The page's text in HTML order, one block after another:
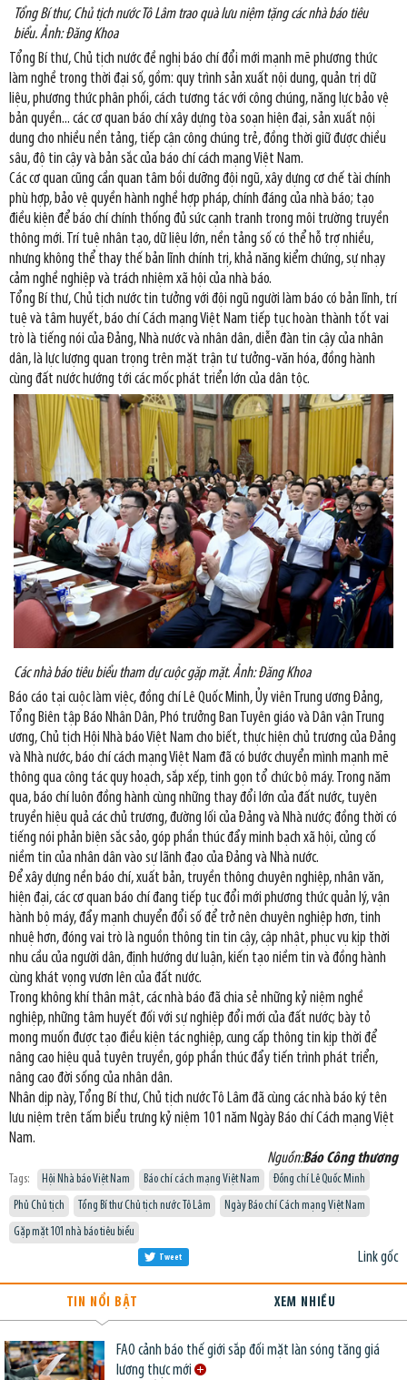
Tổng Bí thư, Chủ tịch nước Tô Lâm trao quà lưu niệm tặng các nhà báo tiêu
biểu. Ảnh: Đăng Khoa
Tổng Bí thư, Chủ tịch nước đề nghị báo chí đổi mới mạnh mẽ phương thức
làm nghề trong thời đại số, gồm: quy trình sản xuất nội dung, quản trị dữ
liệu, phương thức phân phối, cách tương tác với công chúng, năng lực bảo vệ
bản quyền... các cơ quan báo chí xây dựng tòa soạn hiện đại, sản xuất nội
dung cho nhiều nền tảng, tiếp cận công chúng trẻ, đồng thời giữ được chiều
sâu, độ tin cậy và bản sắc của báo chí cách mạng Việt Nam.
Các cơ quan cũng cần quan tâm bồi dưỡng đội ngũ, xây dựng cơ chế tài chính
phù hợp, bảo vệ quyền hành nghề hợp pháp, chính đáng của nhà báo; tạo
điều kiện để báo chí chính thống đủ sức cạnh tranh trong môi trường truyền
thông mới. Trí tuệ nhân tạo, dữ liệu lớn, nền tảng số có thể hỗ trợ nhiều,
nhưng không thể thay thế bản lĩnh chính trị, khả năng kiểm chứng, sự nhạy
cảm nghề nghiệp và trách nhiệm xã hội của nhà báo.
Tổng Bí thư, Chủ tịch nước tin tưởng với đội ngũ người làm báo có bản lĩnh, trí
tuệ và tâm huyết, báo chí Cách mạng Việt Nam tiếp tục hoàn thành tốt vai
trò là tiếng nói của Đảng, Nhà nước và nhân dân, diễn đàn tin cậy của nhân
dân, là lực lượng quan trọng trên mặt trận tư tưởng-văn hóa, đồng hành
cùng đất nước hướng tới các mốc phát triển lớn của dân tộc.
Các nhà báo tiêu biểu tham dự cuộc gặp mặt. Ảnh: Đăng Khoa
Báo cáo tại cuộc làm việc, đồng chí Lê Quốc Minh, Ủy viên Trung ương Đảng,
Tổng Biên tập Báo Nhân Dân, Phó trưởng Ban Tuyên giáo và Dân vận Trung
ương, Chủ tịch Hội Nhà báo Việt Nam cho biết, thực hiện chủ trương của Đảng
và Nhà nước, báo chí cách mạng Việt Nam đã có bước chuyển mình mạnh mẽ
thông qua công tác quy hoạch, sắp xếp, tinh gọn tổ chức bộ máy. Trong năm
qua, báo chí luôn đồng hành cùng những thay đổi lớn của đất nước, tuyên
truyền hiệu quả các chủ trương, đường lối của Đảng và Nhà nước; đồng thời có
tiếng nói phản biện sắc sảo, góp phần thúc đẩy minh bạch xã hội, củng cố
niềm tin của nhân dân vào sự lãnh đạo của Đảng và Nhà nước.
Để xây dựng nền báo chí, xuất bản, truyền thông chuyên nghiệp, nhân văn,
hiện đại, các cơ quan báo chí đang tiếp tục đổi mới phương thức quản lý, vận
hành bộ máy, đẩy mạnh chuyển đổi số để trở nên chuyên nghiệp hơn, tinh
nhuệ hơn, đóng vai trò là nguồn thông tin tin cậy, cập nhật, phục vụ kịp thời
nhu cầu của người dân, định hướng dư luận, kiến tạo niềm tin và đồng hành
cùng khát vọng vươn lên của đất nước.
Trong không khí thân mật, các nhà báo đã chia sẻ những kỷ niệm nghề
nghiệp, những tâm huyết đối với sự nghiệp đổi mới của đất nước; bày tỏ
mong muốn được tạo điều kiện tác nghiệp, cung cấp thông tin kịp thời để
nâng cao hiệu quả tuyên truyền, góp phần thúc đẩy tiến trình phát triển,
nâng cao đời sống của nhân dân.
Nhân dịp này, Tổng Bí thư, Chủ tịch nước Tô Lâm đã cùng các nhà báo ký tên
lưu niệm trên tấm biểu trưng kỷ niệm 101 năm Ngày Báo chí Cách mạng Việt
Nam.
Nguồn:Báo Công thương
Tags: Hội Nhà báo Việt Nam Báo chí cách mạng Việt Nam
Đồng chí Lê Quốc Minh
Phủ Chủ tịch
Tổng Bí thư Chủ tịch nước Tô Lâm
Ngày Báo chí Cách mạng Việt Nam
Gặp mặt 101 nhà báo tiêu biểu
Link gốc
Tweet
TIN NỔI BẬT XEM NHIỀU
FAO cảnh báo thế giới sắp đối mặt làn sóng tăng giá
lương thực mới